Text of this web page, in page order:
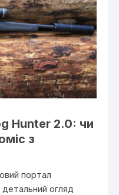
Hunter 2.0: чи
з
портал
огляд